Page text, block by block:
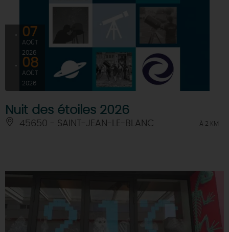
TOUT L'AGENDA
07
AOÛT
2026
08
AOÛT
2026
Nuit des étoiles 2026
45650 - SAINT-JEAN-LE-BLANC À 2 KM